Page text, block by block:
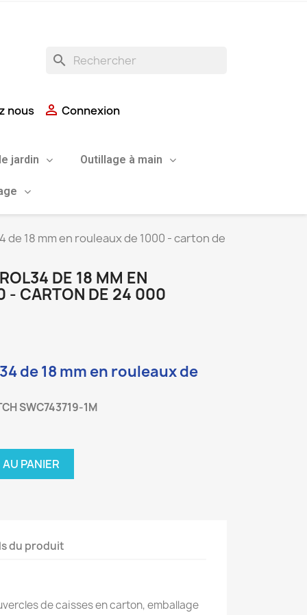
search
nous  Connexion
jardin Outillage à main
de 18 mm en rouleaux de 1000 - carton de
DE 18 MM EN
- CARTON DE 24 000
de 18 mm en rouleaux de
SWC743719-1M
PANIER
du produit
de caisses en carton, emballage